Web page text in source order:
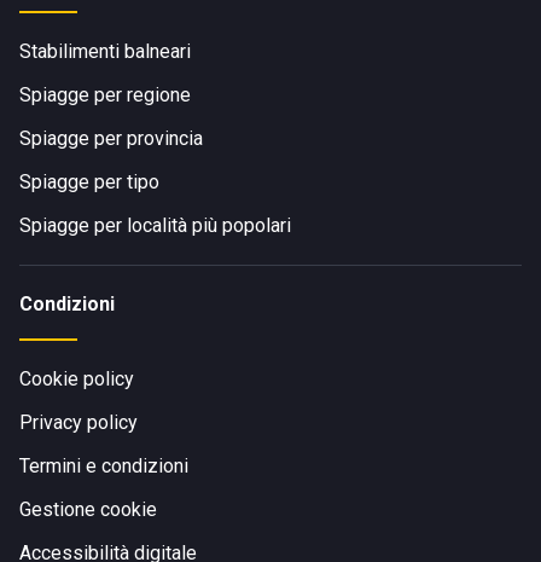
Stabilimenti balneari
Spiagge per regione
Spiagge per provincia
Spiagge per tipo
Spiagge per località più popolari
Condizioni
Cookie policy
Privacy policy
Termini e condizioni
Gestione cookie
Accessibilità digitale